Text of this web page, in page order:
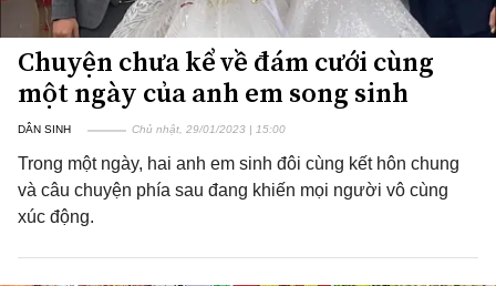
Chuyện chưa kể về đám cưới cùng
một ngày của anh em song sinh
DÂN SINH Chủ nhật, 29/01/2023 | 15:00
Trong một ngày, hai anh em sinh đôi cùng kết hôn chung
và câu chuyện phía sau đang khiến mọi người vô cùng
xúc động.